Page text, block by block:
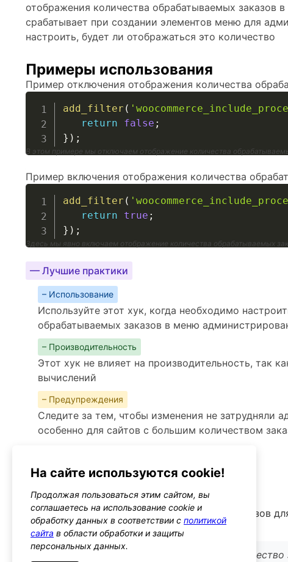
отображения количества обрабатываемых заказов
срабатывает при создании элементов меню для
настроить, будет ли отображаться это количество
Примеры использования
Пример отключения отображения количества
add_filter (
return
false ;
} ) ;
В этом примере мы отключаем отображение количества
Пример включения отображения количества
add_filter (
return
true ;
} ) ;
Здесь мы явно включаем отображение количества обрабатываемых
— Лучшие практики
– Использование
Используйте этот хук, когда необходимо
обрабатываемых заказов в меню
– Производительность
Этот хук не влияет на производительность, так
вычислений
– Предупреждения
Следите за тем, чтобы изменения не затрудняли
особенно для сайтов с большим количеством
woocommerce_admin_order_count
Этот хук позволяет изменить количество заказов
администрирования
Используйте его, если нужно изменять
На сайте используются cookie!
Продолжая пользоваться этим сайтом, вы
соглашаетесь на использование cookie и
обработку данных в соответствии с политикой
сайта в области обработки и защиты
персональных данных.